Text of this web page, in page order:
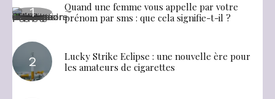
Quand une femme vous appelle par votre
prénom par sms : que cela signifie-t-il ?
Lucky Strike Eclipse : une nouvelle ère pour
les amateurs de cigarettes